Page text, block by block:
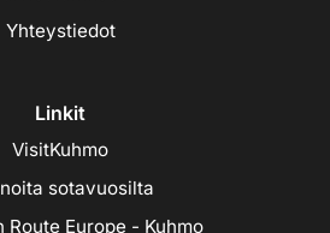
Yhteystiedot
Linkit
VisitKuhmo
sotavuosilta
Route Europe - Kuhmo